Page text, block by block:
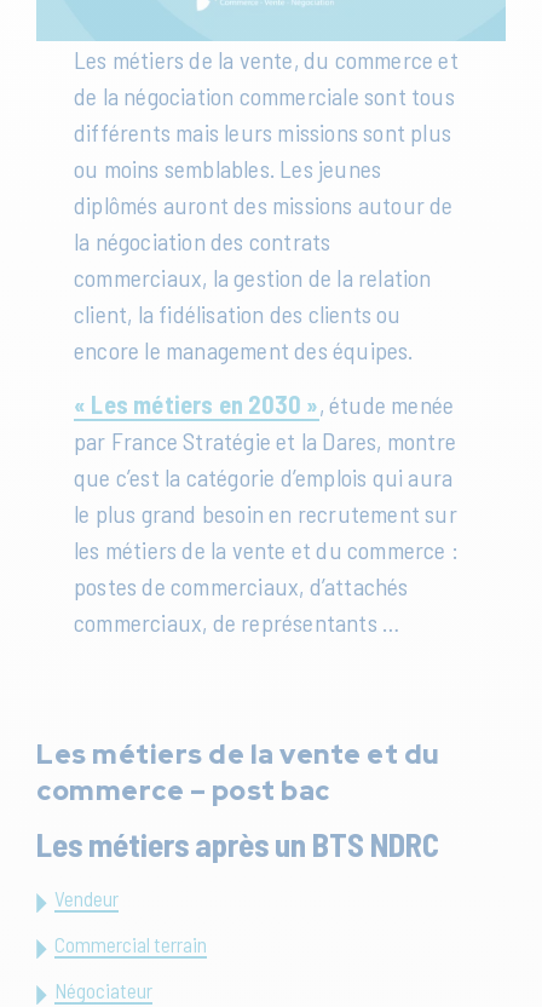
Les métiers de la vente, du commerce et
de la négociation commerciale sont tous
différents mais leurs missions sont plus
ou moins semblables. Les jeunes
diplômés auront des missions autour de
la négociation des contrats
commerciaux, la gestion de la relation
client, la fidélisation des clients ou
encore le management des équipes.
« Les métiers en 2030 », étude menée
par France Stratégie et la Dares, montre
que c’est la catégorie d’emplois qui aura
le plus grand besoin en recrutement sur
les métiers de la vente et du commerce :
postes de commerciaux, d’attachés
commerciaux, de représentants …
Les métiers de la vente et du
commerce – post bac
Les métiers après un BTS NDRC
Vendeur
Commercial terrain
Négociateur